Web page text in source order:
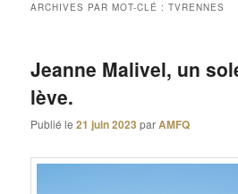
ARCHIVES PAR MOT-CLÉ :TVRENNES
Jeanne Malivel, un
lève.
Publié le21 juin 2023 parAMFQ